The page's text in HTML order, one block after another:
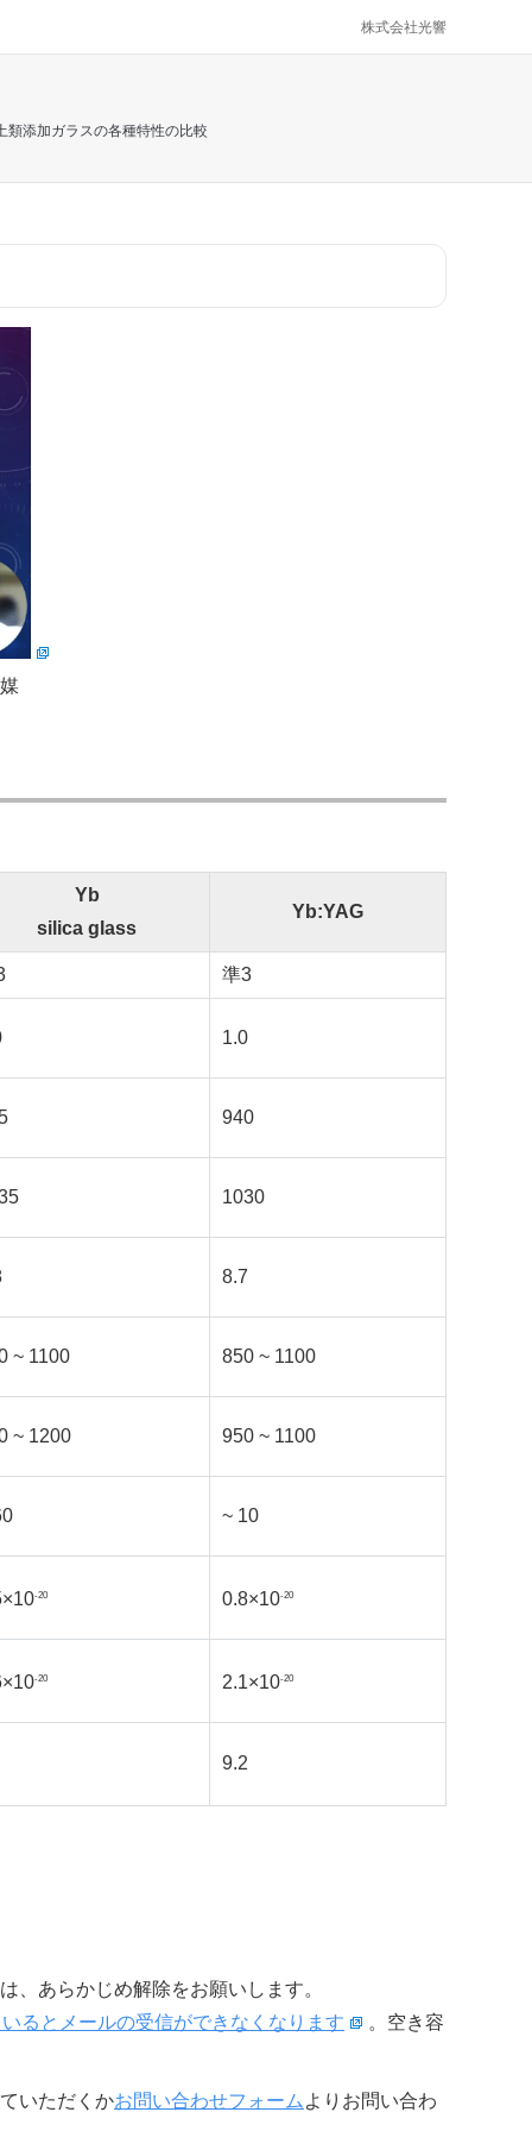
株式会社光響
類添加ガラスの各種特性の比較
Yb
silica glass
Yb:YAG
準3
1.0
940
1030
8.7
~ 1100 850 ~ 1100
~ 1200 950 ~ 1100
~ 10
-20 0.8×10-20
-20 2.1×10-20
9.2
、あらかじめ解除をお願いします。
るとメールの受信ができなくなります
。空き容
いただくかお問い合わせフォーム よりお問い合わ